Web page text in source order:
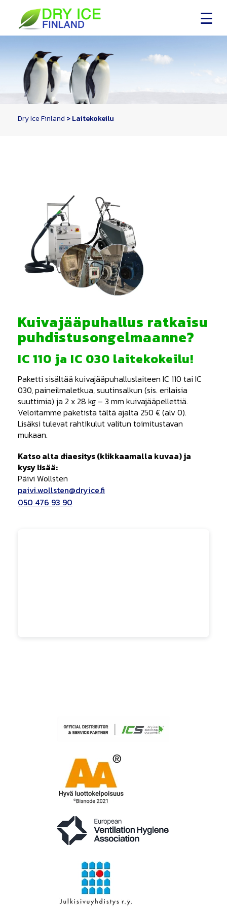
content
Dry Ice Finland >Laitekokeilu
Kuivajääpuhallus ratkaisu
puhdistusongelmaanne?
IC 110 ja IC 030 laitekokeilu!
Paketti sisältää kuivajääpuhalluslaiteen IC 110 tai IC
030, paineilmaletkua, suutinsalkun (sis. erilaisia
suuttimia) ja 2 x 28 kg – 3 mm kuivajääpellettiä.
Veloitamme paketista tältä ajalta 250 € (alv 0).
Lisäksi tulevat rahtikulut valitun toimitustavan
mukaan.
Katso alta diaesitys (klikkaamalla kuvaa) ja
kysy lisää:
Päivi Wollsten
paivi.wollsten@dryice.fi
050 476 93 90